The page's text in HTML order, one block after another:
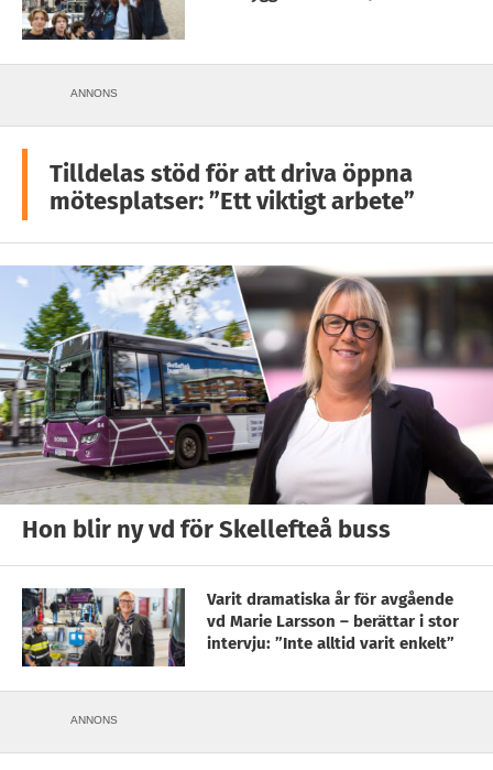
ANNONS
Tilldelas stöd för att driva öppna
mötesplatser: ”Ett viktigt arbete”
Hon blir ny vd för Skellefteå buss
Varit dramatiska år för avgående
vd Marie Larsson – berättar i stor
intervju: ”Inte alltid varit enkelt”
ANNONS